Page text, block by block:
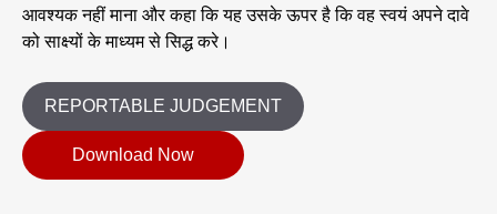
आवश्यक नहीं माना और कहा कि यह उसके ऊपर है कि वह स्वयं अपने दावे
को साक्ष्यों के माध्यम से सिद्ध करे।
REPORTABLE JUDGEMENT
Download Now